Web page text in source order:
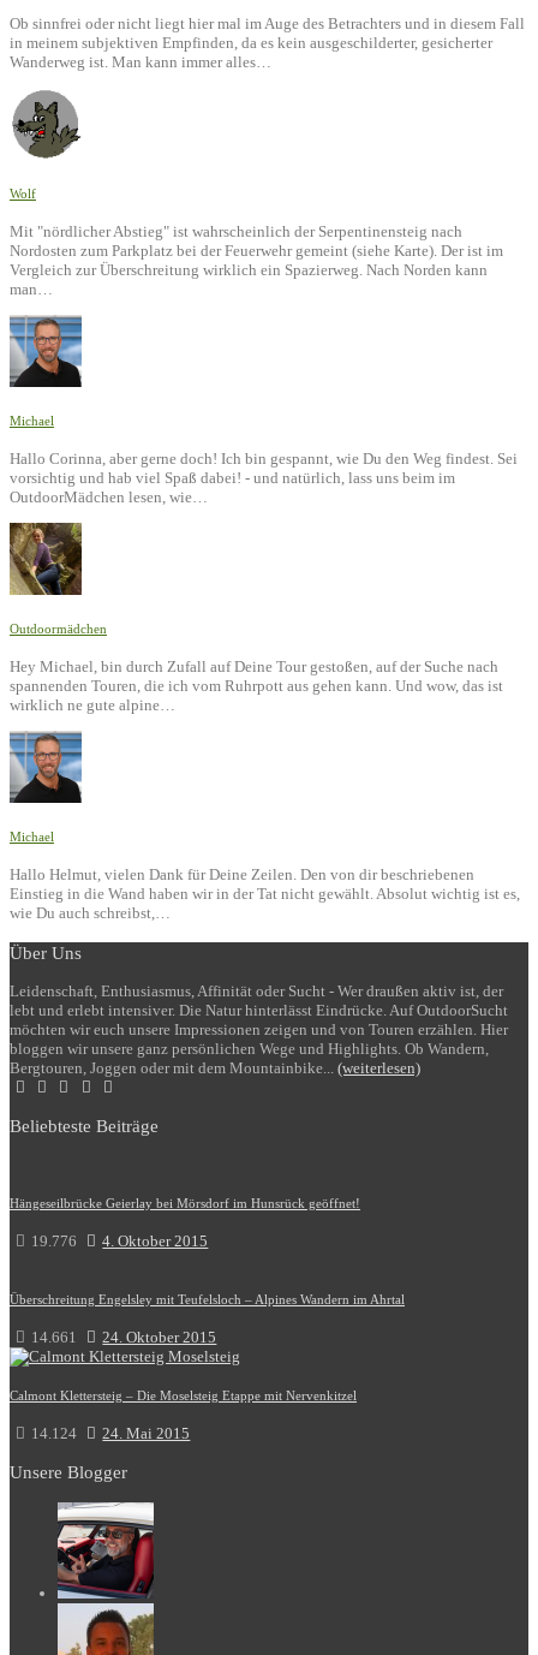
Ob sinnfrei oder nicht liegt hier mal im Auge des Betrachters und in diesem Fall
in meinem subjektiven Empfinden, da es kein ausgeschilderter, gesicherter
Wanderweg ist. Man kann immer alles…
Wolf
Mit "nördlicher Abstieg" ist wahrscheinlich der Serpentinensteig nach
Nordosten zum Parkplatz bei der Feuerwehr gemeint (siehe Karte). Der ist im
Vergleich zur Überschreitung wirklich ein Spazierweg. Nach Norden kann
man…
Michael
Hallo Corinna, aber gerne doch! Ich bin gespannt, wie Du den Weg findest. Sei
vorsichtig und hab viel Spaß dabei! - und natürlich, lass uns beim im
OutdoorMädchen lesen, wie…
Outdoormädchen
Hey Michael, bin durch Zufall auf Deine Tour gestoßen, auf der Suche nach
spannenden Touren, die ich vom Ruhrpott aus gehen kann. Und wow, das ist
wirklich ne gute alpine…
Michael
Hallo Helmut, vielen Dank für Deine Zeilen. Den von dir beschriebenen
Einstieg in die Wand haben wir in der Tat nicht gewählt. Absolut wichtig ist es,
wie Du auch schreibst,…
Über Uns
Leidenschaft, Enthusiasmus, Affinität oder Sucht - Wer draußen aktiv ist, der
lebt und erlebt intensiver. Die Natur hinterlässt Eindrücke. Auf OutdoorSucht
möchten wir euch unsere Impressionen zeigen und von Touren erzählen. Hier
bloggen wir unsere ganz persönlichen Wege und Highlights. Ob Wandern,
Bergtouren, Joggen oder mit dem Mountainbike... (weiterlesen)
Beliebteste Beiträge
Hängeseilbrücke Geierlay bei Mörsdorf im Hunsrück geöffnet!
19.776 4. Oktober 2015
Überschreitung Engelsley mit Teufelsloch – Alpines Wandern im Ahrtal
14.661 24. Oktober 2015
Calmont Klettersteig – Die Moselsteig Etappe mit Nervenkitzel
14.124 24. Mai 2015
Unsere Blogger